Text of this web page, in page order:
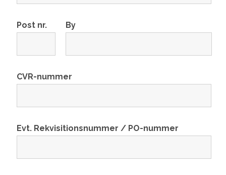
Post nr. By
CVR-nummer
Evt. Rekvisitionsnummer / PO-nummer